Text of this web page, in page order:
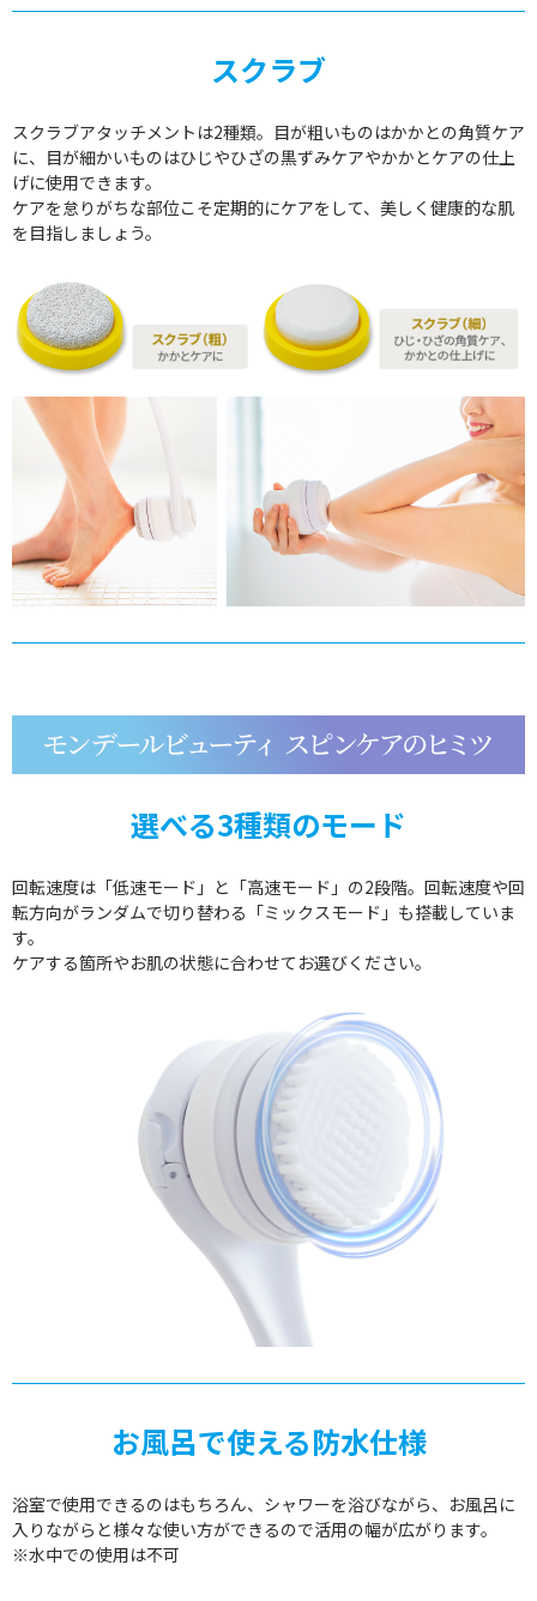
スクラブ
スクラブアタッチメントは2種類。目が粗いものはかかとの角質ケア
に、目が細かいものはひじやひざの黒ずみケアやかかとケアの仕上
げに使用できます。
ケアを怠りがちな部位こそ定期的にケアをして、美しく健康的な肌
を目指しましょう。
選べる3種類のモード
回転速度は「低速モード」と「高速モード」の2段階。回転速度や回
転方向がランダムで切り替わる「ミックスモード」も搭載していま
す。
ケアする箇所やお肌の状態に合わせてお選びください。
お風呂で使える防水仕様
浴室で使用できるのはもちろん、シャワーを浴びながら、お風呂に
入りながらと様々な使い方ができるので活用の幅が広がります。
※水中での使用は不可